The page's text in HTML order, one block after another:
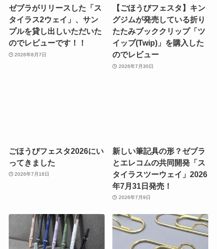
ゼブラがリリースした「ス
タイラス2ウェイ」、サン
プルを貸し出しいただいた
のでレビューです！！
2026年8月7日
【ごほうびフェスタ】キン
グジムが発売している折り
たたみブッククリップ「ツ
イップ(Twip)」を購入した
のでレビュー
2026年7月30日
ごほうびフェスタ2026にい
ってきました
2026年7月16日
新しい筆記具の形？ゼブラ
とエレコムの共同開発「ス
タイラスツーウェイ」2026
年7月31日発売！
2026年7月9日